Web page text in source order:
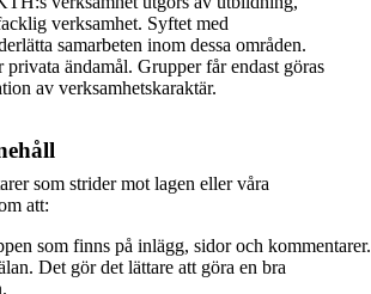
verksamhet. Syftet med
samarbeten inom dessa områden.
ändamål. Grupper får endast göras
av verksamhetskaraktär.
som strider mot lagen eller våra
att:
som finns på inlägg, sidor och kommentarer.
Det gör det lättare att göra en bra